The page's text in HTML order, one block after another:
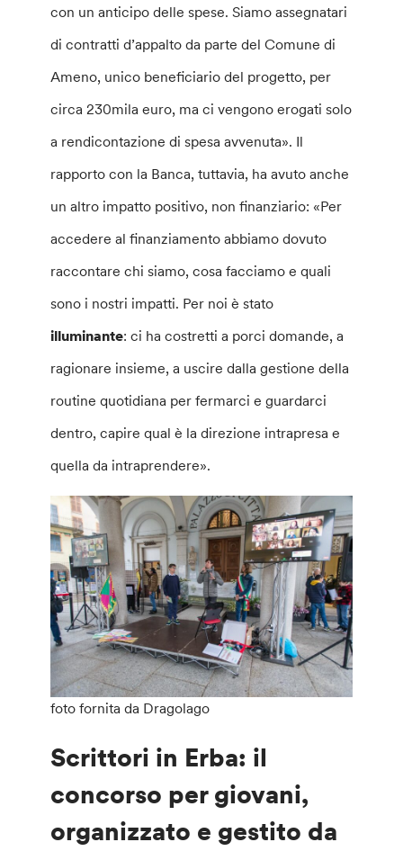
con un anticipo delle spese. Siamo assegnatari
di contratti d’appalto da parte del Comune di
Ameno, unico beneficiario del progetto, per
circa 230mila euro, ma ci vengono erogati solo
a rendicontazione di spesa avvenuta». Il
rapporto con la Banca, tuttavia, ha avuto anche
un altro impatto positivo, non finanziario: «Per
accedere al finanziamento abbiamo dovuto
raccontare chi siamo, cosa facciamo e quali
sono i nostri impatti. Per noi è stato
illuminante: ci ha costretti a porci domande, a
ragionare insieme, a uscire dalla gestione della
routine quotidiana per fermarci e guardarci
dentro, capire qual è la direzione intrapresa e
quella da intraprendere».
foto fornita da Dragolago
Scrittori in Erba: il
concorso per giovani,
organizzato e gestito da